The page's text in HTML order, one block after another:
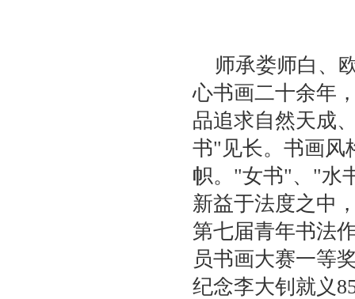
师承娄师白、
心书画二十余年
品追求自然天成
书"见长。书画风
帜。"女书"、"水
新益于法度之中
第七届青年书法
员书画大赛一等
纪念李大钊就义